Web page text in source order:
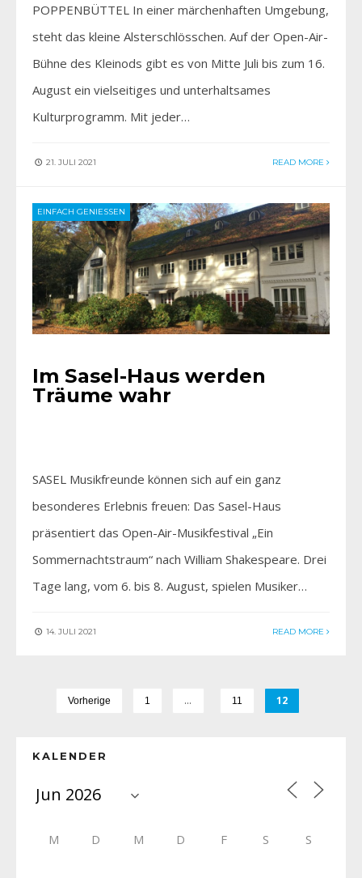
POPPENBÜTTEL In einer märchenhaften Umgebung,
steht das kleine Alsterschlösschen. Auf der Open-Air-
Bühne des Kleinods gibt es von Mitte Juli bis zum 16.
August ein vielseitiges und unterhaltsames
Kulturprogramm. Mit jeder…
21. JULI 2021 READ MORE
EINFACH GENIESSEN
Im Sasel-Haus werden
Träume wahr
SASEL Musikfreunde können sich auf ein ganz
besonderes Erlebnis freuen: Das Sasel-Haus
präsentiert das Open-Air-Musikfestival „Ein
Sommernachtstraum“ nach William Shakespeare. Drei
Tage lang, vom 6. bis 8. August, spielen Musiker…
14. JULI 2021 READ MORE
Vorherige 1 … 11 12
KALENDER
M D M D F S S